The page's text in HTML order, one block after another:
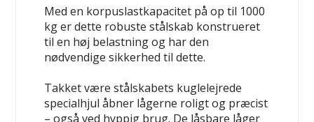
Med en korpuslastkapacitet på op til 1000
kg er dette robuste stålskab konstrueret
til en høj belastning og har den
nødvendige sikkerhed til dette.
Takket være stålskabets kuglelejrede
specialhjul åbner lågerne roligt og præcist
– også ved hyppig brug. De låsbare låger